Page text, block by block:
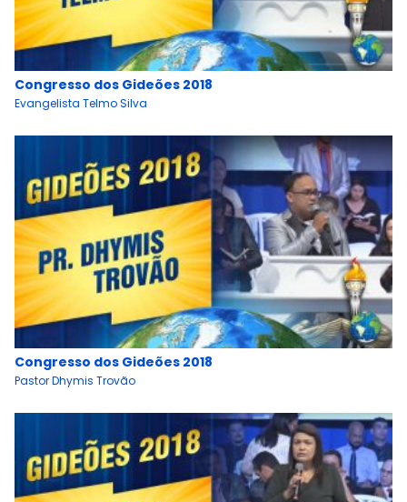
Congresso dos Gideões 2018
Evangelista Telmo Silva
Congresso dos Gideões 2018
Pastor Dhymis Trovão